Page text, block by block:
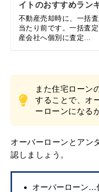
イトのおすすめラン
不動産売却時に、一括
当たり前です。一括査
産会社へ個別に査定...
また住宅ローン
することで、オ
ーローンになる
オーバーローンとアン
認しましょう。
オーバーローン…